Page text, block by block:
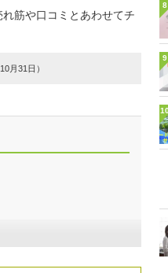
筋や口コミとあわせてチ
月31日）
8
9